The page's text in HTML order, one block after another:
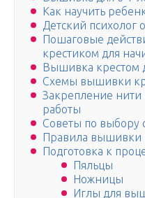
Как научить
Детский психолог
Пошаговые
крестиком для
Вышивка крестом
Схемы вышивки
Закрепление нити
работы
Советы по выбору
Правила вышивки
Подготовка к
Пяльцы
Ножницы
Иглы для